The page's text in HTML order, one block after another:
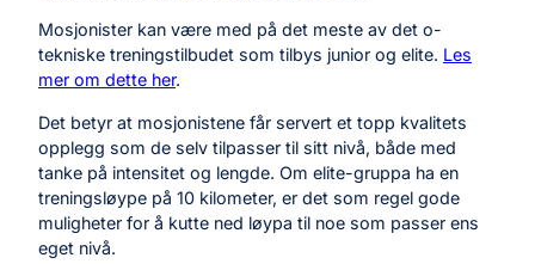
Mosjonister kan være med på det meste av det o-
tekniske treningstilbudet som tilbys junior og elite. Les
mer om dette her.
Det betyr at mosjonistene får servert et topp kvalitets
opplegg som de selv tilpasser til sitt nivå, både med
tanke på intensitet og lengde. Om elite-gruppa ha en
treningsløype på 10 kilometer, er det som regel gode
muligheter for å kutte ned løypa til noe som passer ens
eget nivå.